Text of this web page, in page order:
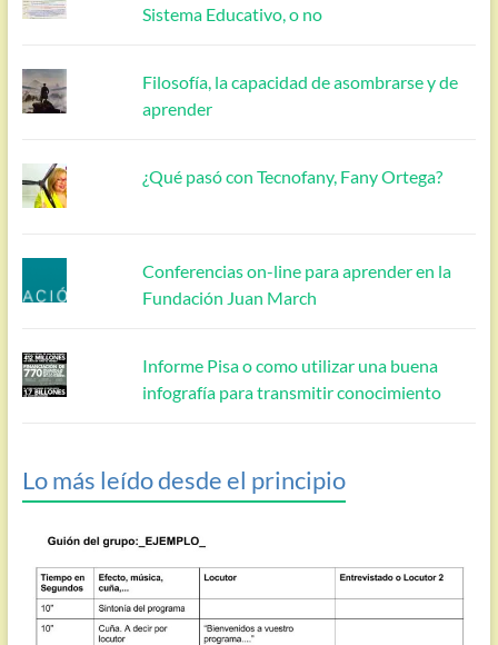
Sistema Educativo, o no
Filosofía, la capacidad de asombrarse y de
aprender
¿Qué pasó con Tecnofany, Fany Ortega?
Conferencias on-line para aprender en la
Fundación Juan March
Informe Pisa o como utilizar una buena
infografía para transmitir conocimiento
Lo más leído desde el principio